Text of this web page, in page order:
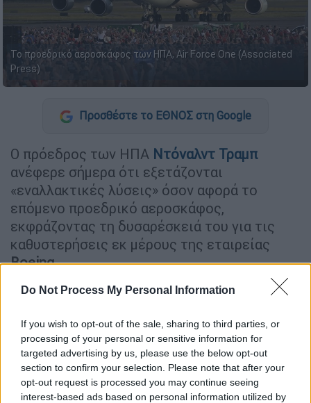
Do Not Process My Personal Information
If you wish to opt-out of the sale, sharing to third parties, or
processing of your personal or sensitive information for
targeted advertising by us, please use the below opt-out
section to confirm your selection. Please note that after your
opt-out request is processed you may continue seeing
interest-based ads based on personal information utilized by
Το προεδρικό αεροσκάφος των ΗΠΑ, Air Force One (Associated
Press)
Προσθέστε το ΕΘΝΟΣ στη Google
Ο πρόεδρος των ΗΠΑ Ντόναλντ Τραμπ
ανέφερε σήμερα ότι εξετάζονται
«εναλλακτικές λύσεις» όσον αφορά το
επόμενο προεδρικό αεροσκάφος,
εκφράζοντας τη δυσαρέσκειά του για τις
καθυστερήσεις εκ μέρους της εταιρείας
Boeing.
«Δεν είμαι ικανοποιημένος με τηBoeing
»
συνόδευαν μέσα στο προεδρικό
αεροσκάφος. «Εξετάζουμε εναλλακτικές
επειδή ηBoeingκαθυστερεί τις
παραδόσεις».